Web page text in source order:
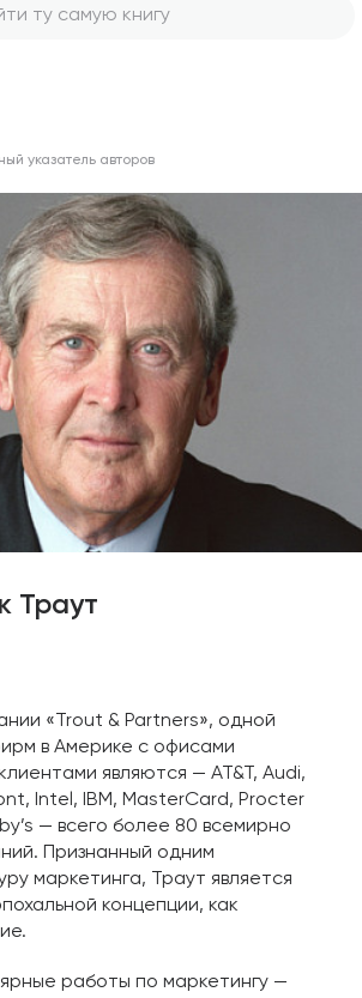
указатель авторов
Траут
«Trout & Partners», одной
в Америке с офисами
являются — AT&T, Audi,
Intel, IBM, MasterCard, Procter
— всего более 80 всемирно
Признанный одним
маркетинга, Траут является
концепции, как
работы по маркетингу —